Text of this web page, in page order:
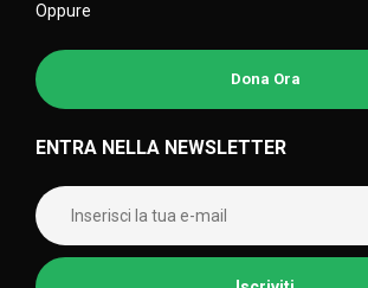
Oppure
Dona Ora
ENTRA NELLA NEWSLETTER